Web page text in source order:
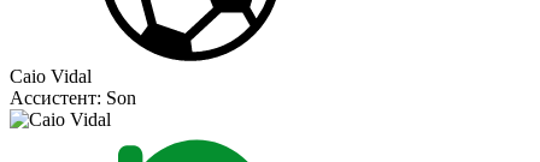
Caio Vidal
Ассистент: Son